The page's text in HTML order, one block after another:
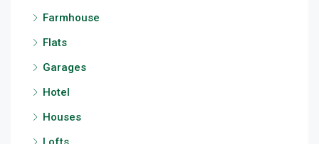
Farmhouse
Flats
Garages
Hotel
Houses